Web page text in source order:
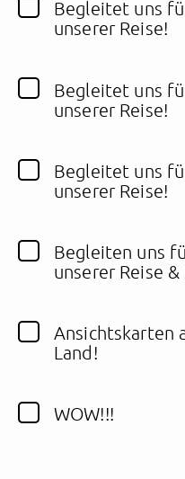
getnext
About Posts
Begleitet uns
unserer Reise!
Begleitet uns
unserer Reise!
Begleitet uns
unserer Reise!
Begleiten uns
unserer Reise &
Ansichtskarten
Land!
WOW!!!
Follow
and